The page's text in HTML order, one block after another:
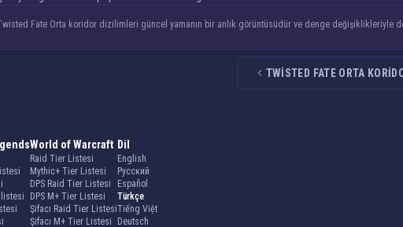
Fate Orta koridor dizilimleri güncel yamanın bir anlık görüntüsüdür ve denge değişiklikleriyle
TWISTED FATE ORTA
World of Warcraft
Raid Tier Listesi
Mythic+ Tier Listesi
DPS Raid Tier Listesi
DPS M+ Tier Listesi
Şifacı Raid Tier Listesi
Şifacı M+ Tier Listesi
Dil
English
Русский
Español
Türkçe
Tiếng Việt
Deutsch